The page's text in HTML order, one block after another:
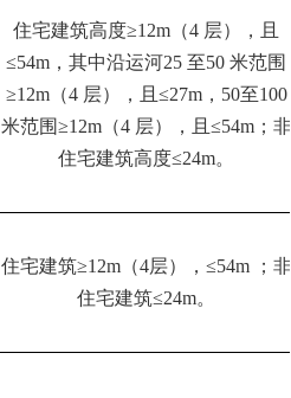
住宅建筑高度≥12m（4 层），且
≤54m，其中沿运河25 至50 米范围
≥12m（4 层），且≤27m，50至100
米范围≥12m（4 层），且≤54m；非
住宅建筑高度≤24m。
住宅建筑≥12m（4层），≤54m ；非
住宅建筑≤24m。